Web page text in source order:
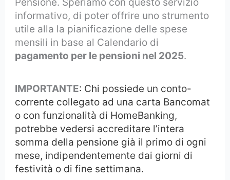
informativo, di poter offrire uno strumento
utile alla la pianificazione delle spese
mensili in base al Calendario di
pagamento per le pensioni nel 2025.
IMPORTANTE: Chi possiede un conto-
corrente collegato ad una carta Bancomat
o con funzionalità di HomeBanking,
potrebbe vedersi accreditare l’intera
somma della pensione già il primo di ogni
mese, indipendentemente dai giorni di
festività o di fine settimana.